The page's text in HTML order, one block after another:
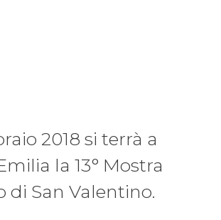
2018 si terrà a
la 13° Mostra
di San Valentino.